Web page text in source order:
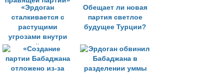
«Эрдоган
сталкивается с
растущими
угрозами внутри
правящей партии»
Обещает ли новая
партия светлое
будущее Турции?